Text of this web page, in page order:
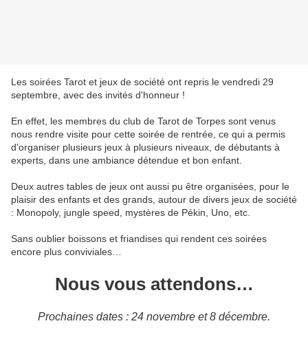
Les soirées Tarot et jeux de société ont repris le vendredi 29
septembre, avec des invités d'honneur !
En effet, les membres du club de Tarot de Torpes sont venus
nous rendre visite pour cette soirée de rentrée, ce qui a permis
d'organiser plusieurs jeux à plusieurs niveaux, de débutants à
experts, dans une ambiance détendue et bon enfant.
Deux autres tables de jeux ont aussi pu être organisées, pour le
plaisir des enfants et des grands, autour de divers jeux de société
: Monopoly, jungle speed, mystères de Pékin, Uno, etc.
Sans oublier boissons et friandises qui rendent ces soirées
encore plus conviviales…
Nous vous attendons…
Prochaines dates : 24 novembre et 8 décembre.